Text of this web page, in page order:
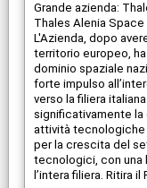
Grande azienda:
Thales Alenia Space
L'Azienda, dopo
territorio europeo,
dominio spaziale
forte impulso
verso la filiera
significativamente
attività tecnologiche
per la crescita del
tecnologici, con una
l’intera filiera. Ritira